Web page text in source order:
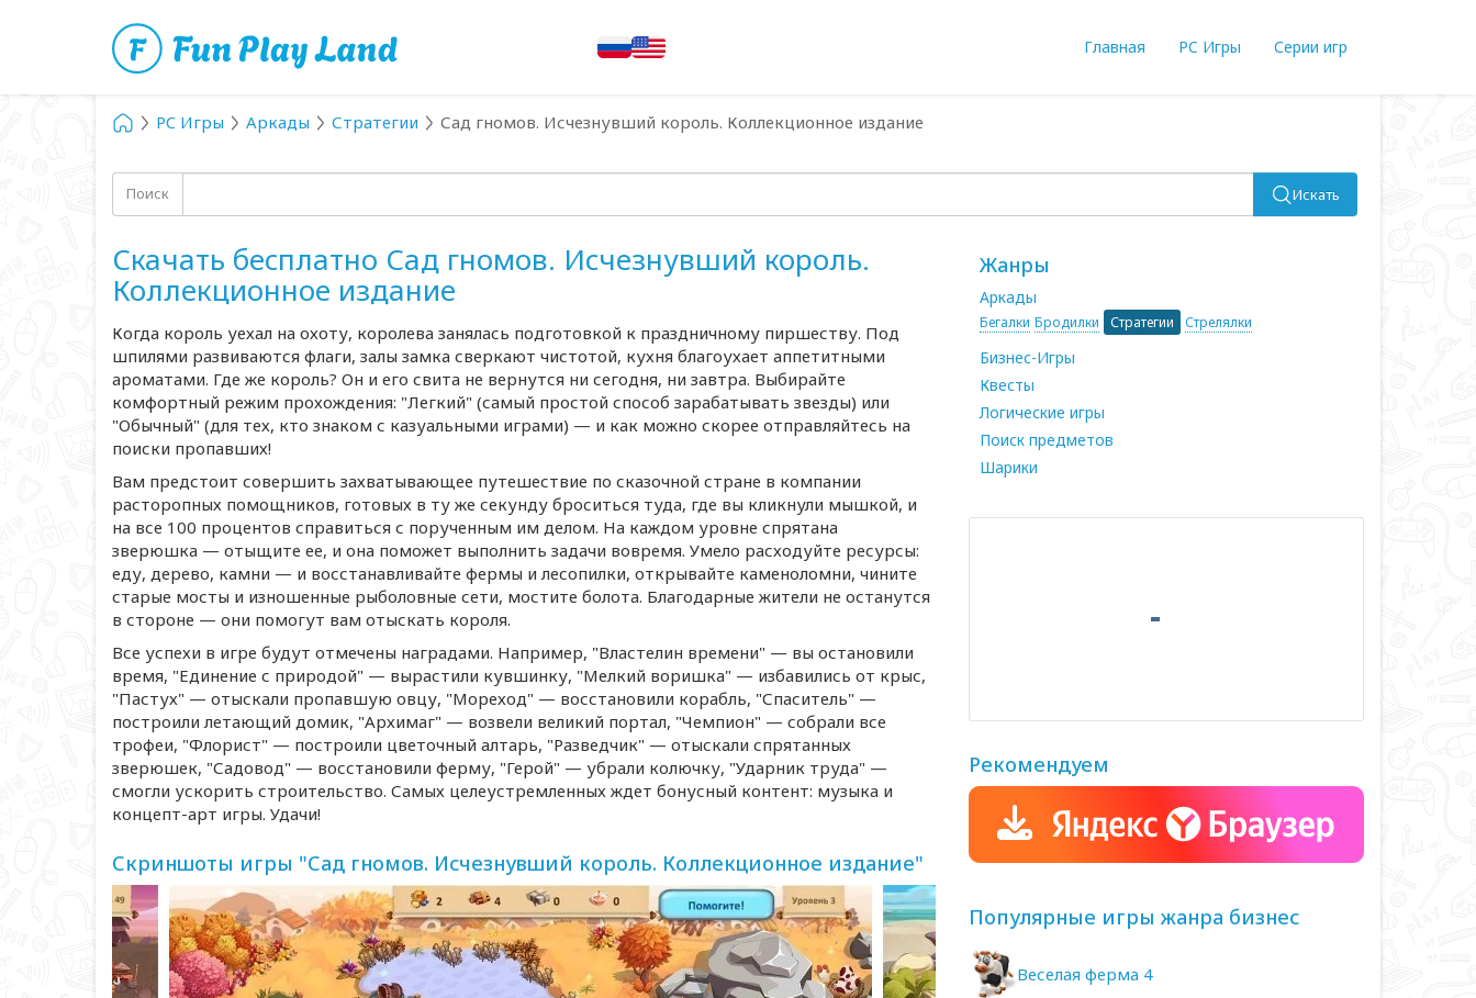
Главная PC Игры Серии игр
PC Игры Аркады Стратегии Сад гномов. Исчезнувший король. Коллекционное издание
Поиск Искать
Скачать бесплатно Сад гномов. Исчезнувший король.
Коллекционное издание
Когда король уехал на охоту, королева занялась подготовкой к праздничному пиршеству. Под
шпилями развиваются флаги, залы замка сверкают чистотой, кухня благоухает аппетитными
ароматами. Где же король? Он и его свита не вернутся ни сегодня, ни завтра. Выбирайте
комфортный режим прохождения: "Легкий" (самый простой способ зарабатывать звезды) или
"Обычный" (для тех, кто знаком с казуальными играми) — и как можно скорее отправляйтесь на
поиски пропавших!
Вам предстоит совершить захватывающее путешествие по сказочной стране в компании
расторопных помощников, готовых в ту же секунду броситься туда, где вы кликнули мышкой, и
на все 100 процентов справиться с порученным им делом. На каждом уровне спрятана
зверюшка — отыщите ее, и она поможет выполнить задачи вовремя. Умело расходуйте ресурсы:
еду, дерево, камни — и восстанавливайте фермы и лесопилки, открывайте каменоломни, чините
старые мосты и изношенные рыболовные сети, мостите болота. Благодарные жители не останутся
в стороне — они помогут вам отыскать короля.
Все успехи в игре будут отмечены наградами. Например, "Властелин времени" — вы остановили
время, "Единение с природой" — вырастили кувшинку, "Мелкий воришка" — избавились от крыс,
"Пастух" — отыскали пропавшую овцу, "Мореход" — восстановили корабль, "Спаситель" —
построили летающий домик, "Архимаг" — возвели великий портал, "Чемпион" — собрали все
трофеи, "Флорист" — построили цветочный алтарь, "Разведчик" — отыскали спрятанных
зверюшек, "Садовод" — восстановили ферму, "Герой" — убрали колючку, "Ударник труда" —
смогли ускорить строительство. Самых целеустремленных ждет бонусный контент: музыка и
концепт-арт игры. Удачи!
Скриншоты игры "Сад гномов. Исчезнувший король. Коллекционное издание"
Жанры
Аркады
Бегалки Бродилки Стратегии Стрелялки
Бизнес-Игры
Квесты
Логические игры
Поиск предметов
Шарики
Рекомендуем
Популярные игры жанра бизнес
Веселая ферма 4